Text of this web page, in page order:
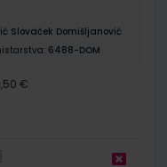
Slovaček Domišljanović
6488-DOM
€